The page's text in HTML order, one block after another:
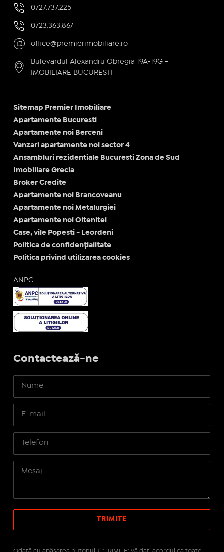
0727.737.225
0723.363.867
office@premierimobiliare.ro
Bulevardul Alexandru Obregia 19A-19G -
IMOBILIARE BUCURESTI
Sitemap Premier Imobiliare
Apartamente Bucuresti
Apartamente noi Berceni
Vanzari apartamente noi sector 4
Ansambluri rezidentiale Bucuresti Zona de Sud
Imobiliare Grecia
Broker Credite
Apartamente noi Brancoveanu
Apartamente noi Metalurgiei
Apartamente noi Oltenitei
Case, vile Popesti - Leordeni
Politica de confidențialitate
Politica privind utilizarea cookies
ANPC
Contactează-ne